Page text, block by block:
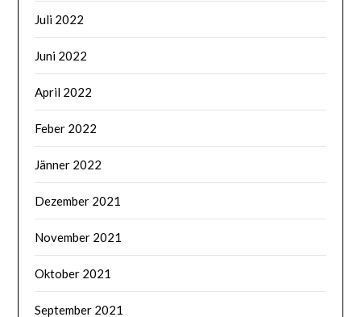
Juli 2022
Juni 2022
April 2022
Feber 2022
Jänner 2022
Dezember 2021
November 2021
Oktober 2021
September 2021